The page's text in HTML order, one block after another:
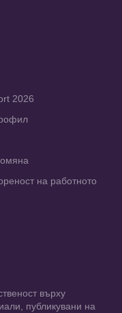
2026
на работното
върху
публикувани на